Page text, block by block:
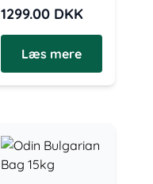
1299.00 DKK
Læs mere